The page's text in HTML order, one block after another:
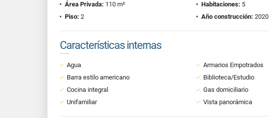
Área Privada: 110 m² Habitaciones: 5
Piso: 2 Año construcción: 2020
Características internas
Agua Armarios Empotrados
Barra estilo americano
Biblioteca/Estudio
Cocina integral
Gas domiciliario
Unifamiliar
Vista panorámica